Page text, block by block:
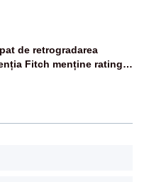
Plus
de retrogradarea
Fitch menține ratingul
negativă